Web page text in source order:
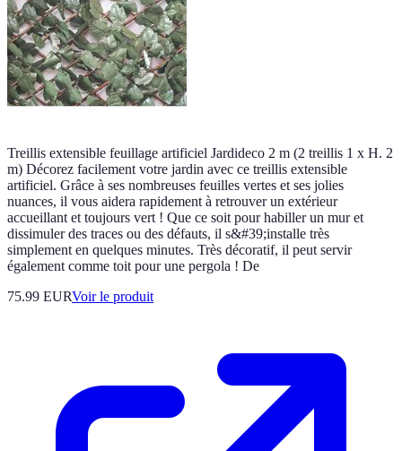
Treillis extensible feuillage artificiel Jardideco 2 m (2 treillis 1 x H. 2
m) Décorez facilement votre jardin avec ce treillis extensible
artificiel. Grâce à ses nombreuses feuilles vertes et ses jolies
nuances, il vous aidera rapidement à retrouver un extérieur
accueillant et toujours vert ! Que ce soit pour habiller un mur et
dissimuler des traces ou des défauts, il s&#39;installe très
simplement en quelques minutes. Très décoratif, il peut servir
également comme toit pour une pergola ! De
75.99 EURVoir le produit